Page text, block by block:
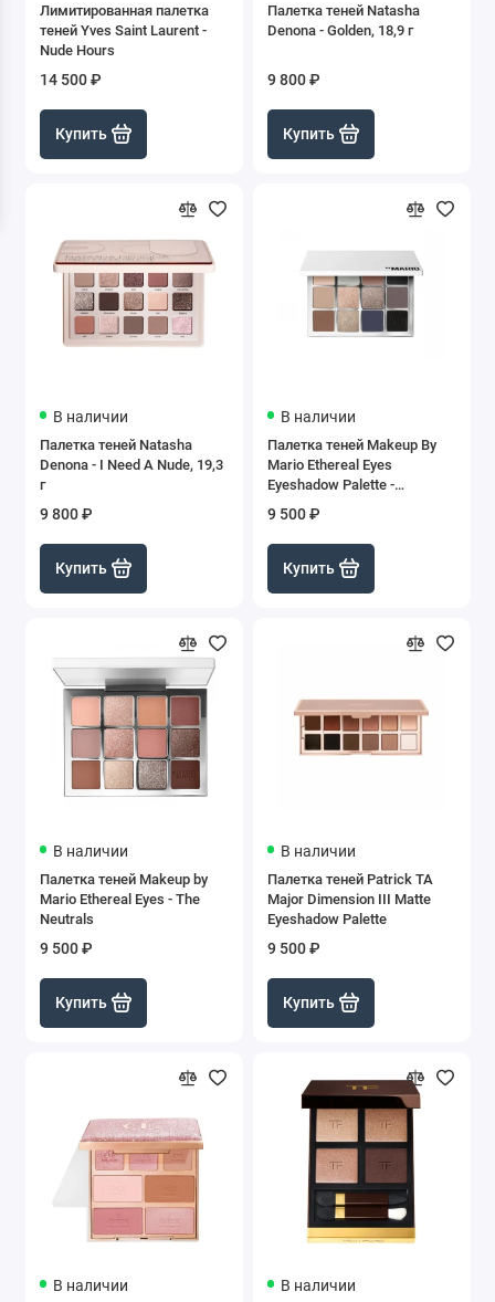
Лимитированная палетка
теней Yves Saint Laurent -
Nude Hours
14 500 ₽
Купить
Палетка теней Natasha
Denona - Golden, 18,9 г
9 800 ₽
Купить
В наличии
Палетка теней Natasha
Denona - I Need A Nude, 19,3
г
9 800 ₽
Купить
В наличии
Палетка теней Makeup By
Mario Ethereal Eyes
Eyeshadow Palette -
9 500 ₽
Купить
В наличии
Палетка теней Makeup by
Mario Ethereal Eyes - The
Neutrals
9 500 ₽
Купить
В наличии
Палетка теней Patrick TA
Major Dimension III Matte
Eyeshadow Palette
9 500 ₽
Купить
В наличии В наличии